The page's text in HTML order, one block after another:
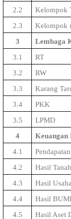
2.2
Kelompok
2.3
Kelompok
3
Lembaga
3.1
RT
3.2
RW
3.3
Karang
3.4
PKK
3.5
LPMD
4
Keuangan
4.1
4.2
Hasil
4.3
Hasil
4.4
Hasil
4.5
Hasil Aset